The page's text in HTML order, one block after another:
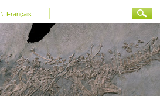
\ Français